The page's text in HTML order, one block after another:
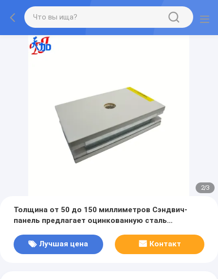
2/3
Толщина от 50 до 150 миллиметров Сэндвич-
панель предлагает оцинкованную сталь
предназначенный для энергетических зданий
Лучшая цена Контакт